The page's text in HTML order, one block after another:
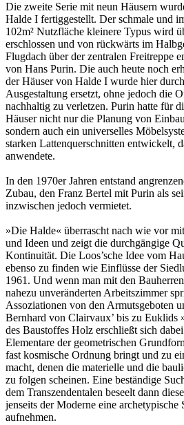
Die zweite Serie mit neun Häusern
Halde I fertiggestellt. Der schmale und
102m² Nutzfläche kleinere Typus wird
erschlossen und von rückwärts im
Flugdach über der zentralen Freitreppe
von Hans Purin. Die auch heute noch
der Häuser von Halde I wurde hier
Ausgestaltung ersetzt, ohne jedoch die
nachhaltig zu verletzen. Purin hatte für
Häuser nicht nur die Planung von
sondern auch ein universelles
starken Lattenquerschnitten entwickelt,
anwendete.
In den 1970er Jahren entstand
Zubau, den Franz Bertel mit Purin als
inzwischen jedoch vermietet.
»Die Halde« überrascht nach wie vor
und Ideen und zeigt die durchgängige
Kontinuität. Die Loos’sche Idee vom
ebenso zu finden wie Einflüsse der
1961. Und wenn man mit den
nahezu unveränderten Arbeitszimmer
Assoziationen von den Armutsgeboten
Bernhard von Clairvaux’ bis zu Euklids
des Baustoffes Holz erschließt sich
Elementare der geometrischen
fast kosmische Ordnung bringt und zu
macht, denen die materielle und die
zu folgen scheinen. Eine beständige
dem Transzendentalen beseelt dann
jenseits der Moderne eine archetypische
aufnehmen.